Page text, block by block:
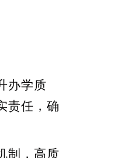
办学质
责任，确
制，高质